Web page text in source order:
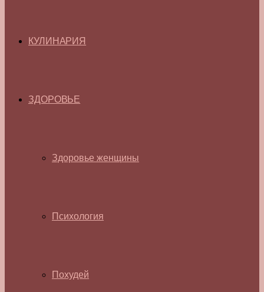
КУЛИНАРИЯ
ЗДОРОВЬЕ
Здоровье женщины
Психология
Похудей